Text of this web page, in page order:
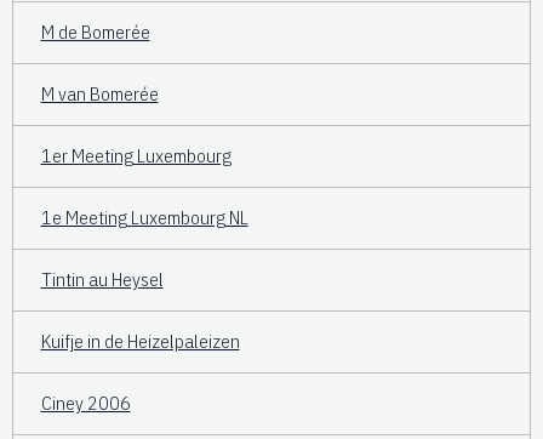
M de Bomerée
M van Bomerée
1er Meeting Luxembourg
1e Meeting Luxembourg NL
Tintin au Heysel
Kuifje in de Heizelpaleizen
Ciney 2006